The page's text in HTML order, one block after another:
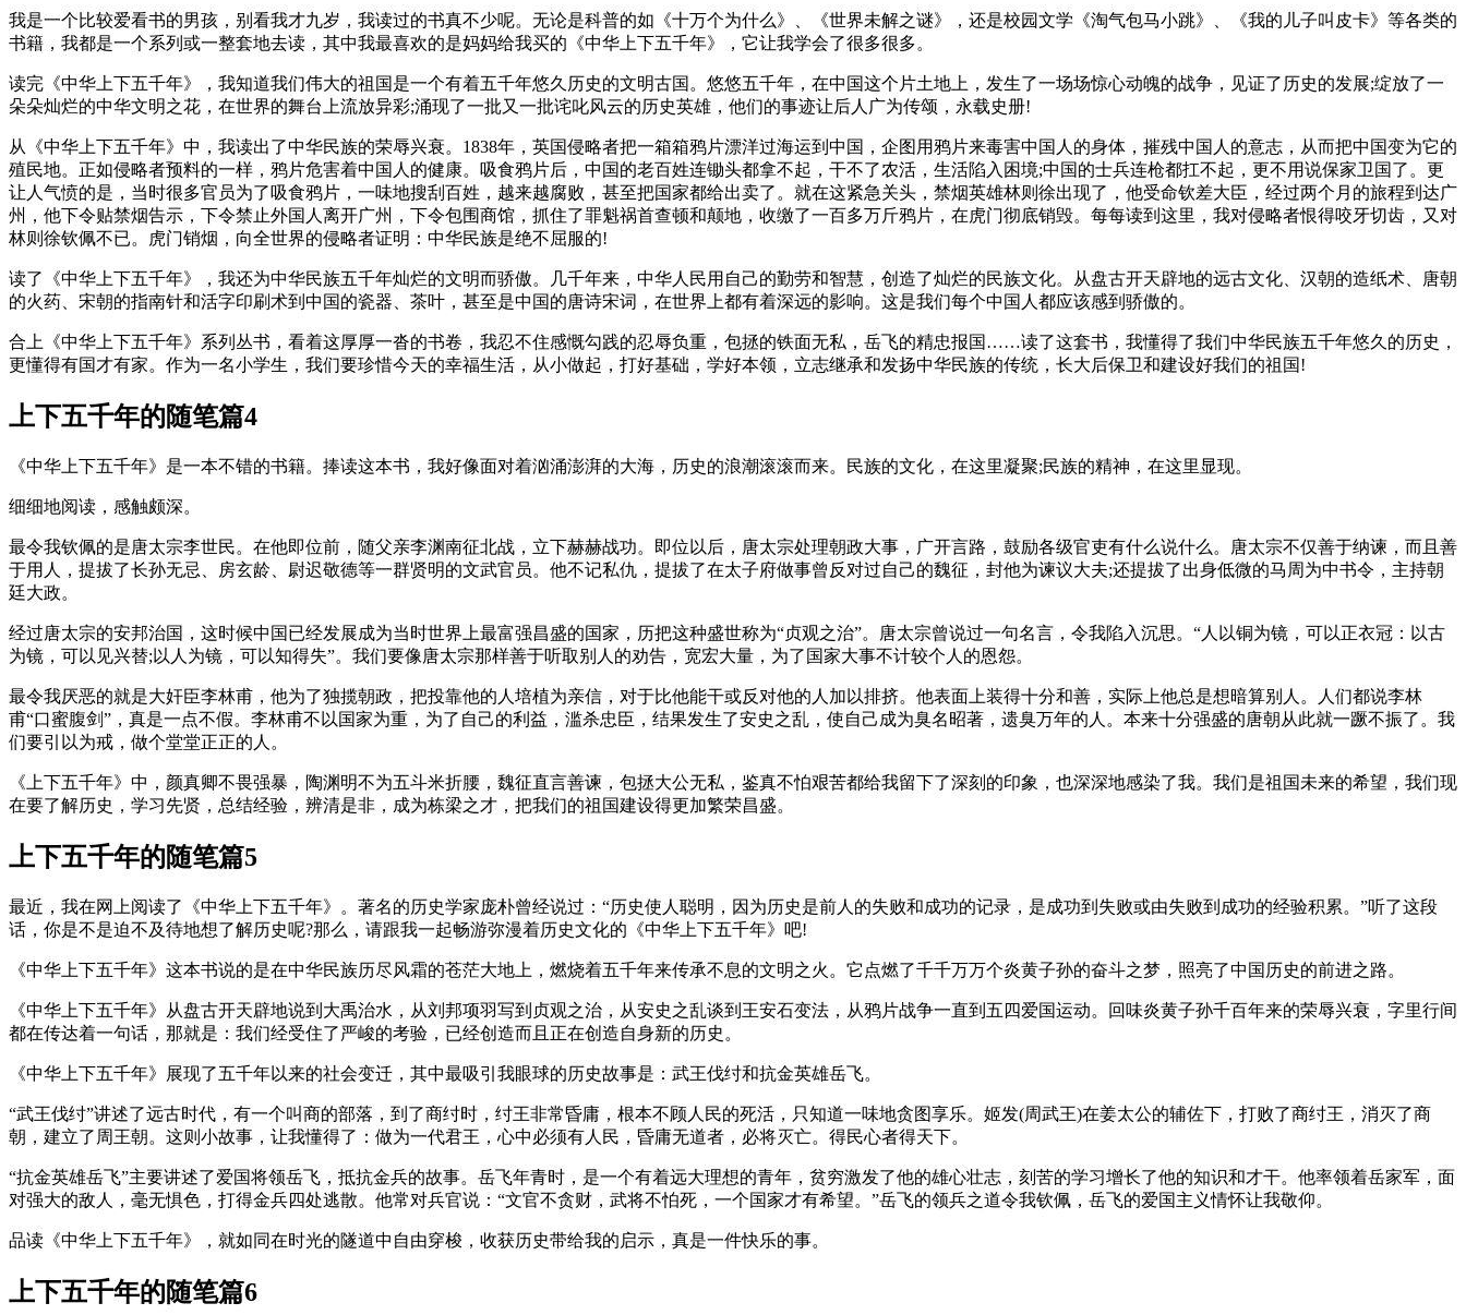
我是一个比较爱看书的男孩，别看我才九岁，我读过的书真不少呢。无论是科普的如《十万个为什么》、《世界未解之谜》，还是校园文学《淘气包马小跳》、《我的儿子叫皮卡》等各类的
书籍，我都是一个系列或一整套地去读，其中我最喜欢的是妈妈给我买的《中华上下五千年》，它让我学会了很多很多。
读完《中华上下五千年》，我知道我们伟大的祖国是一个有着五千年悠久历史的文明古国。悠悠五千年，在中国这个片土地上，发生了一场场惊心动魄的战争，见证了历史的发展;绽放了一
朵朵灿烂的中华文明之花，在世界的舞台上流放异彩;涌现了一批又一批诧叱风云的历史英雄，他们的事迹让后人广为传颂，永载史册!
从《中华上下五千年》中，我读出了中华民族的荣辱兴衰。1838年，英国侵略者把一箱箱鸦片漂洋过海运到中国，企图用鸦片来毒害中国人的身体，摧残中国人的意志，从而把中国变为它的
殖民地。正如侵略者预料的一样，鸦片危害着中国人的健康。吸食鸦片后，中国的老百姓连锄头都拿不起，干不了农活，生活陷入困境;中国的士兵连枪都扛不起，更不用说保家卫国了。更
让人气愤的是，当时很多官员为了吸食鸦片，一味地搜刮百姓，越来越腐败，甚至把国家都给出卖了。就在这紧急关头，禁烟英雄林则徐出现了，他受命钦差大臣，经过两个月的旅程到达广
州，他下令贴禁烟告示，下令禁止外国人离开广州，下令包围商馆，抓住了罪魁祸首查顿和颠地，收缴了一百多万斤鸦片，在虎门彻底销毁。每每读到这里，我对侵略者恨得咬牙切齿，又对
林则徐钦佩不已。虎门销烟，向全世界的侵略者证明：中华民族是绝不屈服的!
读了《中华上下五千年》，我还为中华民族五千年灿烂的文明而骄傲。几千年来，中华人民用自己的勤劳和智慧，创造了灿烂的民族文化。从盘古开天辟地的远古文化、汉朝的造纸术、唐朝
的火药、宋朝的指南针和活字印刷术到中国的瓷器、茶叶，甚至是中国的唐诗宋词，在世界上都有着深远的影响。这是我们每个中国人都应该感到骄傲的。
合上《中华上下五千年》系列丛书，看着这厚厚一沓的书卷，我忍不住感慨勾践的忍辱负重，包拯的铁面无私，岳飞的精忠报国……读了这套书，我懂得了我们中华民族五千年悠久的历史，
更懂得有国才有家。作为一名小学生，我们要珍惜今天的幸福生活，从小做起，打好基础，学好本领，立志继承和发扬中华民族的传统，长大后保卫和建设好我们的祖国!
上下五千年的随笔篇4
《中华上下五千年》是一本不错的书籍。捧读这本书，我好像面对着汹涌澎湃的大海，历史的浪潮滚滚而来。民族的文化，在这里凝聚;民族的精神，在这里显现。
细细地阅读，感触颇深。
最令我钦佩的是唐太宗李世民。在他即位前，随父亲李渊南征北战，立下赫赫战功。即位以后，唐太宗处理朝政大事，广开言路，鼓励各级官吏有什么说什么。唐太宗不仅善于纳谏，而且善
于用人，提拔了长孙无忌、房玄龄、尉迟敬德等一群贤明的文武官员。他不记私仇，提拔了在太子府做事曾反对过自己的魏征，封他为谏议大夫;还提拔了出身低微的马周为中书令，主持朝
廷大政。
经过唐太宗的安邦治国，这时候中国已经发展成为当时世界上最富强昌盛的国家，历把这种盛世称为“贞观之治”。唐太宗曾说过一句名言，令我陷入沉思。“人以铜为镜，可以正衣冠：以古
为镜，可以见兴替;以人为镜，可以知得失”。我们要像唐太宗那样善于听取别人的劝告，宽宏大量，为了国家大事不计较个人的恩怨。
最令我厌恶的就是大奸臣李林甫，他为了独揽朝政，把投靠他的人培植为亲信，对于比他能干或反对他的人加以排挤。他表面上装得十分和善，实际上他总是想暗算别人。人们都说李林
甫“口蜜腹剑”，真是一点不假。李林甫不以国家为重，为了自己的利益，滥杀忠臣，结果发生了安史之乱，使自己成为臭名昭著，遗臭万年的人。本来十分强盛的唐朝从此就一蹶不振了。我
们要引以为戒，做个堂堂正正的人。
《上下五千年》中，颜真卿不畏强暴，陶渊明不为五斗米折腰，魏征直言善谏，包拯大公无私，鉴真不怕艰苦都给我留下了深刻的印象，也深深地感染了我。我们是祖国未来的希望，我们现
在要了解历史，学习先贤，总结经验，辨清是非，成为栋梁之才，把我们的祖国建设得更加繁荣昌盛。
上下五千年的随笔篇5
最近，我在网上阅读了《中华上下五千年》。著名的历史学家庞朴曾经说过：“历史使人聪明，因为历史是前人的失败和成功的记录，是成功到失败或由失败到成功的经验积累。”听了这段
话，你是不是迫不及待地想了解历史呢?那么，请跟我一起畅游弥漫着历史文化的《中华上下五千年》吧!
《中华上下五千年》这本书说的是在中华民族历尽风霜的苍茫大地上，燃烧着五千年来传承不息的文明之火。它点燃了千千万万个炎黄子孙的奋斗之梦，照亮了中国历史的前进之路。
《中华上下五千年》从盘古开天辟地说到大禹治水，从刘邦项羽写到贞观之治，从安史之乱谈到王安石变法，从鸦片战争一直到五四爱国运动。回味炎黄子孙千百年来的荣辱兴衰，字里行间
都在传达着一句话，那就是：我们经受住了严峻的考验，已经创造而且正在创造自身新的历史。
《中华上下五千年》展现了五千年以来的社会变迁，其中最吸引我眼球的历史故事是：武王伐纣和抗金英雄岳飞。
“武王伐纣”讲述了远古时代，有一个叫商的部落，到了商纣时，纣王非常昏庸，根本不顾人民的死活，只知道一味地贪图享乐。姬发(周武王)在姜太公的辅佐下，打败了商纣王，消灭了商
朝，建立了周王朝。这则小故事，让我懂得了：做为一代君王，心中必须有人民，昏庸无道者，必将灭亡。得民心者得天下。
“抗金英雄岳飞”主要讲述了爱国将领岳飞，抵抗金兵的故事。岳飞年青时，是一个有着远大理想的青年，贫穷激发了他的雄心壮志，刻苦的学习增长了他的知识和才干。他率领着岳家军，面
对强大的敌人，毫无惧色，打得金兵四处逃散。他常对兵官说：“文官不贪财，武将不怕死，一个国家才有希望。”岳飞的领兵之道令我钦佩，岳飞的爱国主义情怀让我敬仰。
品读《中华上下五千年》，就如同在时光的隧道中自由穿梭，收获历史带给我的启示，真是一件快乐的事。
上下五千年的随笔篇6